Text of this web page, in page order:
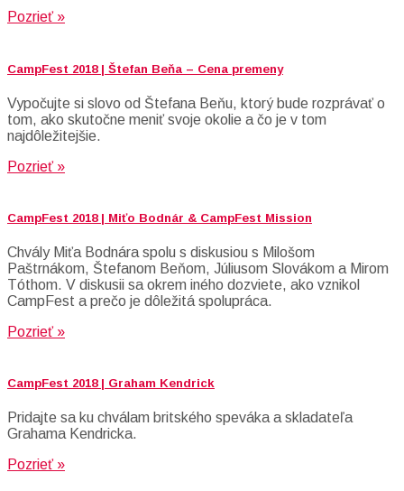
Pozrieť »
CampFest 2018 | Štefan Beňa – Cena premeny
Vypočujte si slovo od Štefana Beňu, ktorý bude rozprávať o
tom, ako skutočne meniť svoje okolie a čo je v tom
najdôležitejšie.
Pozrieť »
CampFest 2018 | Miťo Bodnár & CampFest Mission
Chvály Miťa Bodnára spolu s diskusiou s Milošom
Paštrnákom, Štefanom Beňom, Júliusom Slovákom a Mirom
Tóthom. V diskusii sa okrem iného dozviete, ako vznikol
CampFest a prečo je dôležitá spolupráca.
Pozrieť »
CampFest 2018 | Graham Kendrick
Pridajte sa ku chválam britského speváka a skladateľa
Grahama Kendricka.
Pozrieť »